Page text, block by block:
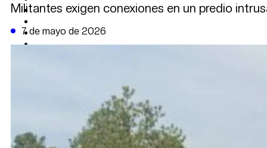
POLÍTICA
DATA FIRME
DE LA TRIBUNA TV
Militantes exigen conexiones en un predio
7 de mayo de 2026